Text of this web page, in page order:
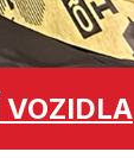
VOZIDLA